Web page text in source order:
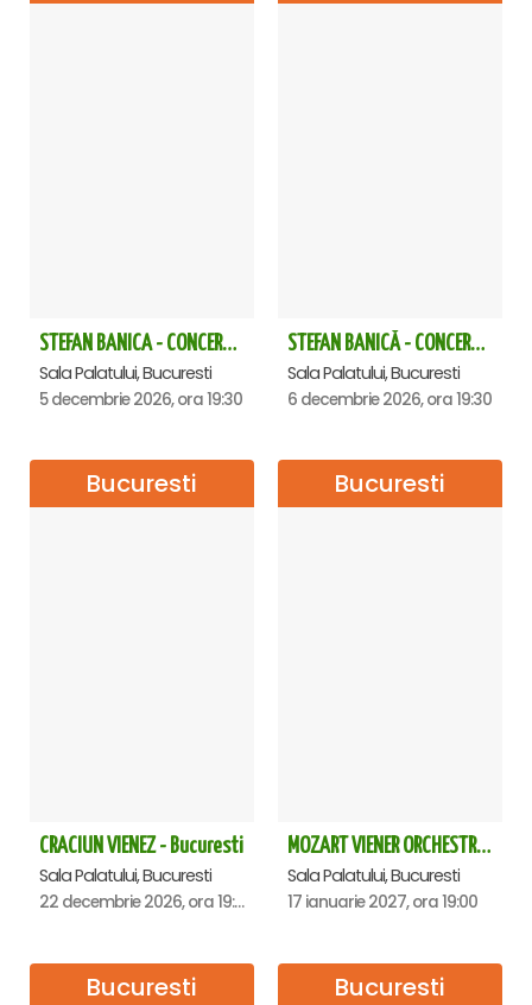
STEFAN BANICA - CONCERT EXTRAORDINAR DE CRĂCIUN 2026
Sala Palatului, Bucuresti
5 decembrie 2026, ora 19:30
STEFAN BANICĂ - CONCERT EXTRAORDINAR DE CRĂCIUN 2026
Sala Palatului, Bucuresti
6 decembrie 2026, ora 19:30
Bucuresti
CRACIUN VIENEZ - Bucuresti
Sala Palatului, Bucuresti
22 decembrie 2026, ora 19:00
Bucuresti
MOZART VIENER ORCHESTRA - CONCERT EXTRAORDINAR - Sala Palatului
Sala Palatului, Bucuresti
17 ianuarie 2027, ora 19:00
Bucuresti Bucuresti